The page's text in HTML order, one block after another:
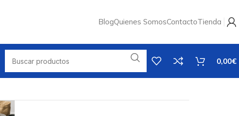
BlogQuienes SomosContactoTienda
0,00€